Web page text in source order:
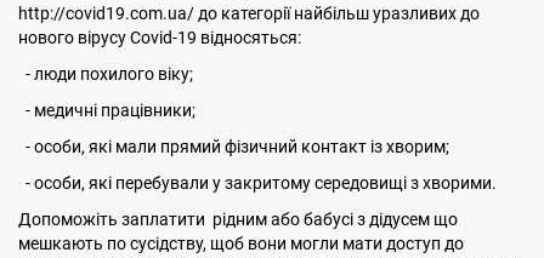
http://covid19.com.ua/ до категорії найбільш уразливих до
нового вірусу Covid-19 відносяться:
- люди похилого віку;
- медичні працівники;
- особи, які мали прямий фізичний контакт із хворим;
- особи, які перебували у закритому середовищі з хворими.
Допоможіть заплатити рідним або бабусі з дідусем що
мешкають по сусідству, щоб вони могли мати доступ до